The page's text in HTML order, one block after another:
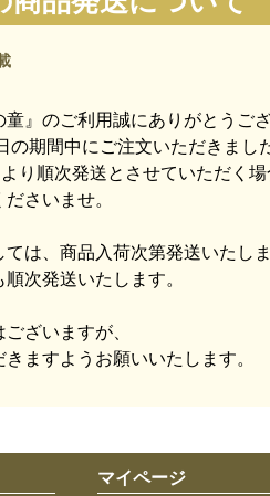
』のご利用誠にありがとうござ
の期間中にご注文いただきまし
り順次発送とさせていただく場
さいませ。
は、商品入荷次第発送いたしま
次発送いたします。
ざいますが、
きますようお願いいたします。
マイページ